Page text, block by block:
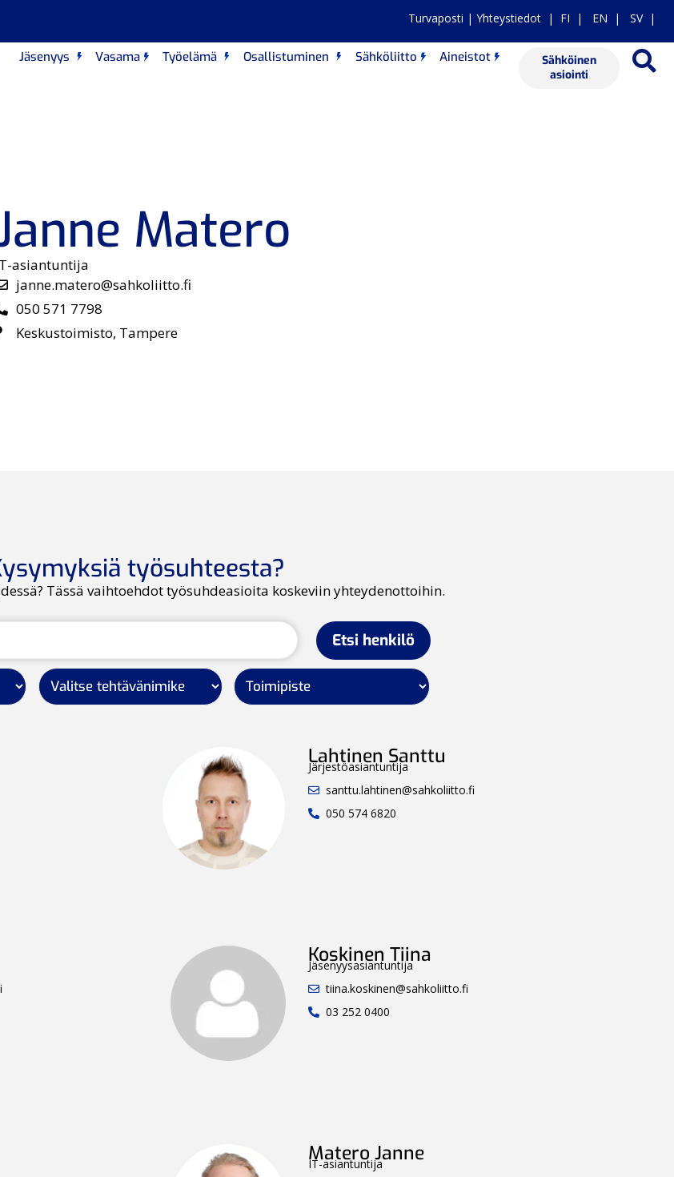
Turvaposti | Yhteystiedot| FI | EN | SV |
Jäsenyys Vasama Työelämä Osallistuminen Sähköliitto Aineistot
Sähköinen
asiointi
Matero
asiantuntija
janne.matero@sahkoliitto.fi
050 571 7798
Keskustoimisto, Tampere
työsuhteesta?
Tässä vaihtoehdot työsuhdeasioita koskeviin yhteydenottoihin.
Etsi henkilö
Lahtinen Santtu
Järjestöasiantuntija
santtu.lahtinen@sahkoliitto.fi
050 574 6820
Koskinen Tiina
Jäsenyysasiantuntija
tiina.koskinen@sahkoliitto.fi
03 252 0400
Matero Janne
IT-asiantuntija